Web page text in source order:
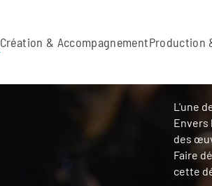
Création & AccompagnementProduction
L'une
Envers
des
Faire
cette